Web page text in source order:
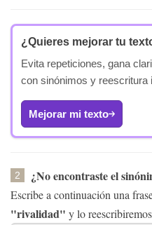
¿Quieres mejorar tu
Evita repeticiones, gana
con sinónimos y reescritura
Mejorar mi texto
2 ¿No encontraste el
Escribe a continuación una
"rivalidad" y lo